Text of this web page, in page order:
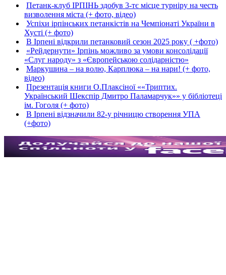
Петанк-клуб ІРПІНЬ здобув 3-тє місце турніру на честь
визволення міста (+ фото, відео)
Успіхи ірпінських петанкістів на Чемпіонаті України в
Хусті (+ фото)
В Ірпені відкрили петанковий сезон 2025 року ( +фото)
«Рейдернути» Ірпінь можливо за умови консолідації
«Слуг народу» з «Європейською солідарністю»
Маркушина – на волю, Карплюка – на нари! (+ фото,
відео)
Презентація книги О.Плаксіної ««Триптих.
Український Шекспір Дмитро Паламарчук»» у бібліотеці
ім. Гоголя (+ фото)
В Ірпені відзначили 82-у річницю створення УПА
(+фото)